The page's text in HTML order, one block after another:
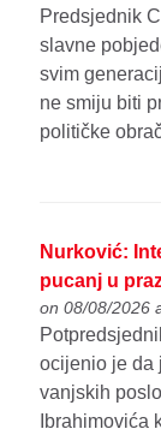
Predsjednik
slavne
svim
ne smiju biti
političke
Nurković:
pucanj u
on 08/08/2026
ocijenio je da
vanjskih
Ibrahimovića